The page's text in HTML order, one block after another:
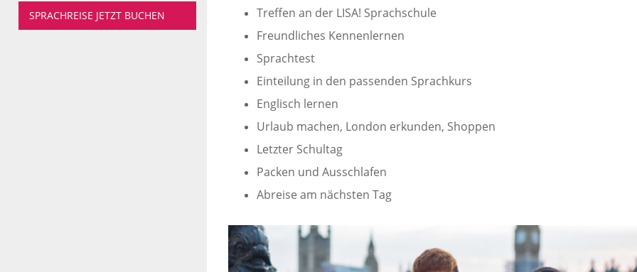
SPRACHREISE JETZT BUCHEN
Treffen an der LISA! Sprachschule
Freundliches Kennenlernen
Sprachtest
Einteilung in den passenden Sprachkurs
Englisch lernen
Urlaub machen, London erkunden, Shoppen
Letzter Schultag
Packen und Ausschlafen
Abreise am nächsten Tag